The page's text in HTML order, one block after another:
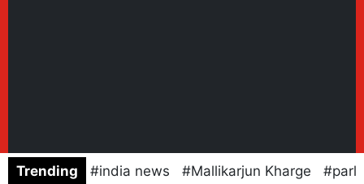
Trending india news Mallikarjun Kharge